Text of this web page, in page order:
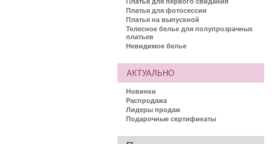
Платья для фотосессии
Платья на выпускной
Телесное белье для полупрозрачных
платьев
Невидимое белье
АКТУАЛЬНО
Новинки
Распродажа
Лидеры продаж
Подарочные сертификаты